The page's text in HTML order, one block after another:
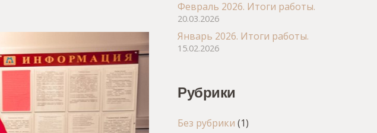
Февраль 2026. Итоги работы.
20.03.2026
Январь 2026. Итоги работы.
15.02.2026
Рубрики
Без рубрики (1)